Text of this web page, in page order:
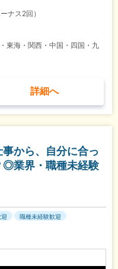
ナス2回）
東海・関西・中国・四国・九
詳細へ
事から、自分に合っ
◎業界・職種未経験
職種未経験歓迎